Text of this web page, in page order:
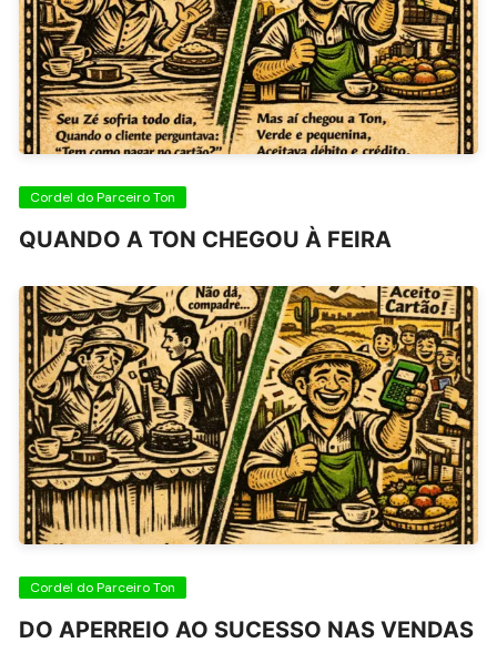
Cordel do Parceiro Ton
QUANDO A TON CHEGOU À FEIRA
Cordel do Parceiro Ton
DO APERREIO AO SUCESSO NAS VENDAS